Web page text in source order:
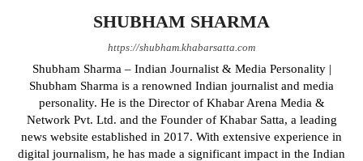
SHUBHAM SHARMA
https://shubham.khabarsatta.com
Shubham Sharma – Indian Journalist & Media Personality |
Shubham Sharma is a renowned Indian journalist and media
personality. He is the Director of Khabar Arena Media &
Network Pvt. Ltd. and the Founder of Khabar Satta, a leading
news website established in 2017. With extensive experience in
digital journalism, he has made a significant impact in the Indian